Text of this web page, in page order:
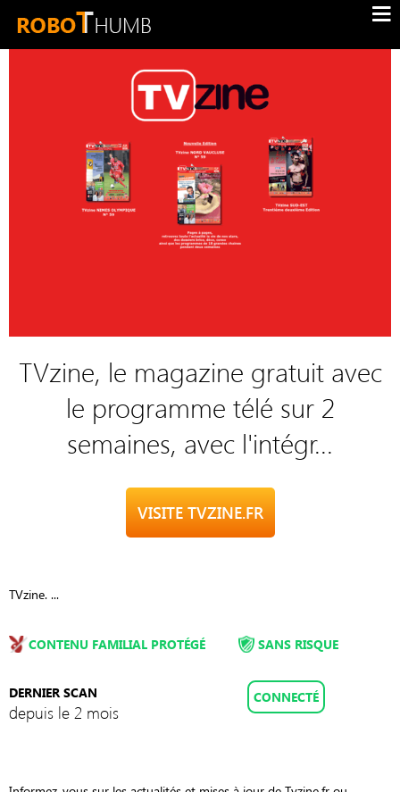
TVzine, le magazine gratuit avec
le programme télé sur 2
semaines, avec l'intégr...
VISITE TVZINE.FR
TVzine. ...
CONTENU FAMILIAL PROTÉGÉ
DERNIER SCAN
depuis le 2 mois
SANS RISQUE
CONNECTÉ